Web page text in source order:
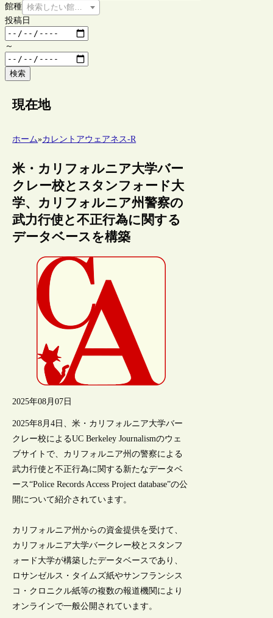
館種 検索したい館種を選択してください
投稿日
～
検索
現在地
ホーム»カレントアウェアネス-R
米・カリフォルニア大学バー
クレー校とスタンフォード大
学、カリフォルニア州警察の
武力行使と不正行為に関する
データベースを構築
2025年08月07日
2025年8月4日、米・カリフォルニア大学バー
クレー校によるUC Berkeley Journalismのウェ
ブサイトで、カリフォルニア州の警察による
武力行使と不正行為に関する新たなデータベ
ース“Police Records Access Project database”の公
開について紹介されています。
カリフォルニア州からの資金提供を受けて、
カリフォルニア大学バークレー校とスタンフ
ォード大学が構築したデータベースであり、
ロサンゼルス・タイムズ紙やサンフランシス
コ・クロニクル紙等の複数の報道機関により
オンラインで一般公開されています。